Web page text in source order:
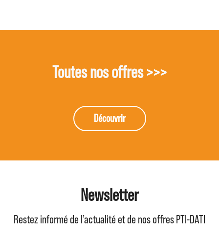
Toutes nos offres >>>
Découvrir
Newsletter
Restez informé de l’actualité et de nos offres PTI-DATI